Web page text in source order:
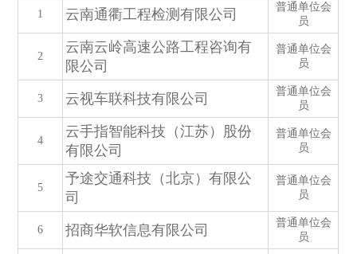
1 云南通衢工程检测有限公司
普通单位会
员
2
云南云岭高速公路工程咨询有
限公司
普通单位会
员
3 云视车联科技有限公司
普通单位会
员
4
云手指智能科技（江苏）股份
有限公司
普通单位会
员
5
予途交通科技（北京）有限公
司
普通单位会
员
6 招商华软信息有限公司
普通单位会
员